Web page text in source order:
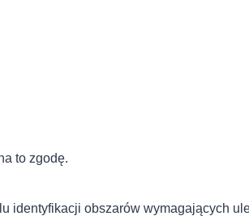
to zgodę.
identyfikacji obszarów wymagających